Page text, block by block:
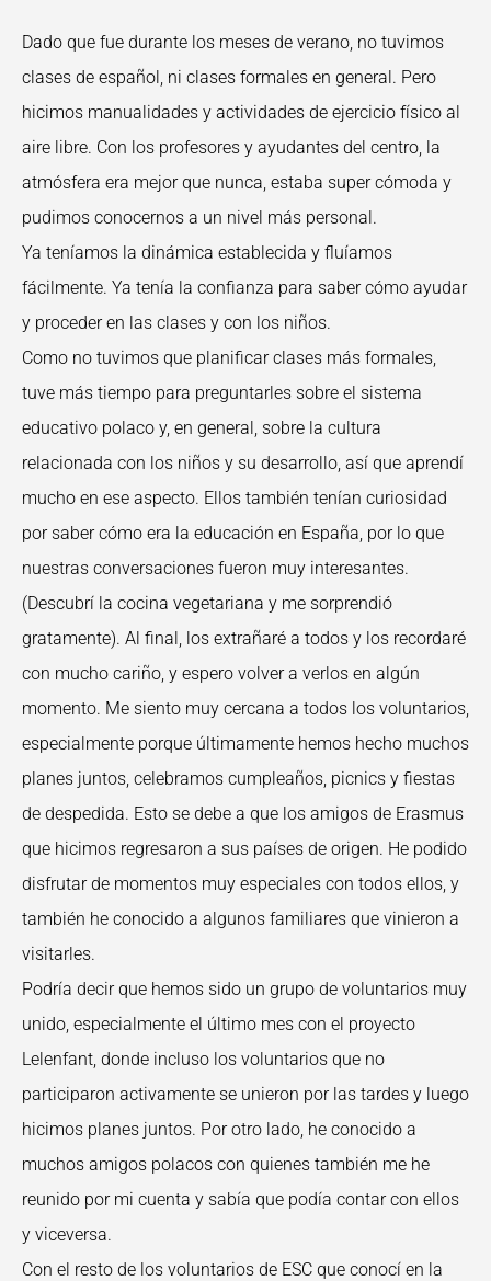
Dado que fue durante los meses de verano, no tuvimos
clases de español, ni clases formales en general. Pero
hicimos manualidades y actividades de ejercicio físico al
aire libre. Con los profesores y ayudantes del centro, la
atmósfera era mejor que nunca, estaba super cómoda y
pudimos conocernos a un nivel más personal.
Ya teníamos la dinámica establecida y fluíamos
fácilmente. Ya tenía la confianza para saber cómo ayudar
y proceder en las clases y con los niños.
Como no tuvimos que planificar clases más formales,
tuve más tiempo para preguntarles sobre el sistema
educativo polaco y, en general, sobre la cultura
relacionada con los niños y su desarrollo, así que aprendí
mucho en ese aspecto. Ellos también tenían curiosidad
por saber cómo era la educación en España, por lo que
nuestras conversaciones fueron muy interesantes.
(Descubrí la cocina vegetariana y me sorprendió
gratamente). Al final, los extrañaré a todos y los recordaré
con mucho cariño, y espero volver a verlos en algún
momento. Me siento muy cercana a todos los voluntarios,
especialmente porque últimamente hemos hecho muchos
planes juntos, celebramos cumpleaños, picnics y fiestas
de despedida. Esto se debe a que los amigos de Erasmus
que hicimos regresaron a sus países de origen. He podido
disfrutar de momentos muy especiales con todos ellos, y
también he conocido a algunos familiares que vinieron a
visitarles.
Podría decir que hemos sido un grupo de voluntarios muy
unido, especialmente el último mes con el proyecto
Lelenfant, donde incluso los voluntarios que no
participaron activamente se unieron por las tardes y luego
hicimos planes juntos. Por otro lado, he conocido a
muchos amigos polacos con quienes también me he
reunido por mi cuenta y sabía que podía contar con ellos
y viceversa.
Con el resto de los voluntarios de ESC que conocí en la